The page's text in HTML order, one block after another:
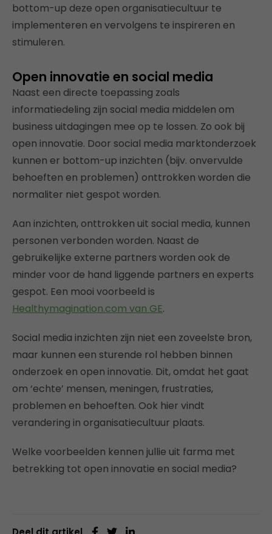
bottom-up deze open organisatiecultuur te
implementeren en vervolgens te inspireren en
stimuleren.
Open innovatie en social media
Naast een directe toepassing zoals
informatiedeling zijn social media middelen om
business uitdagingen mee op te lossen. Zo ook bij
open innovatie. Door social media marktonderzoek
kunnen er bottom-up inzichten (bijv. onvervulde
behoeften en problemen) onttrokken worden die
normaliter niet gespot worden.
Aan inzichten, onttrokken uit social media, kunnen
personen verbonden worden. Naast de
gebruikelijke externe partners worden ook de
minder voor de hand liggende partners en experts
gespot. Een mooi voorbeeld is
Healthymagination.com van GE.
Social media inzichten zijn niet een zoveelste bron,
maar kunnen een sturende rol hebben binnen
onderzoek en open innovatie. Dit, omdat het gaat
om ‘echte’ mensen, meningen, frustraties,
problemen en behoeften. Ook hier vindt
verandering in organisatiecultuur plaats.
Welke voorbeelden kennen jullie uit farma met
betrekking tot open innovatie en social media?